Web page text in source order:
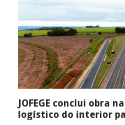
JOFEGE conclui obra
logístico do interior